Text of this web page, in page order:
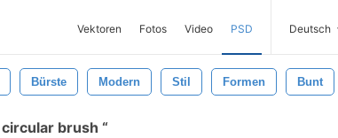
Vektoren Fotos Video PSD Deutsch
Bürste Modern Stil Formen Bunt
circular brush